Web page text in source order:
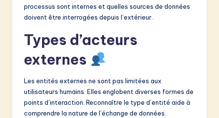
processus sont internes et quelles sources de données
doivent être interrogées depuis l’extérieur.
Types d’acteurs
externes
Les entités externes ne sont pas limitées aux
utilisateurs humains. Elles englobent diverses formes de
points d’interaction. Reconnaître le type d’entité aide à
comprendre la nature de l’échange de données.